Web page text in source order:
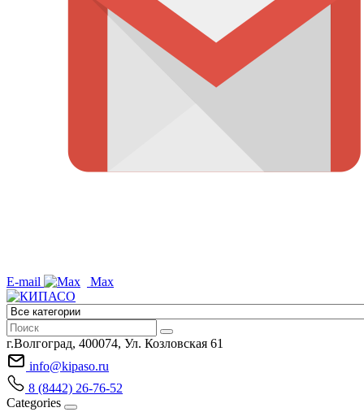
E-mail Max
г.Волгоград, 400074, Ул. Козловская 61
info@kipaso.ru
8 (8442) 26-76-52
Categories